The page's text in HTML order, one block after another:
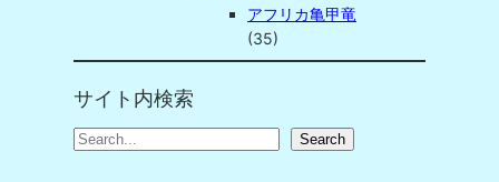
アフリカ亀甲竜
(35)
サイト内検索
S
Search